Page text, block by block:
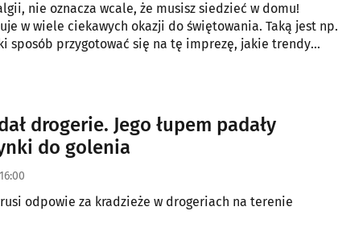
nie oznacza wcale, że musisz siedzieć w domu!
w wiele ciekawych okazji do świętowania. Taką jest np.
sposób przygotować się na tę imprezę, jakie trendy
drogerie. Jego łupem padały
do golenia
odpowie za kradzieże w drogeriach na terenie